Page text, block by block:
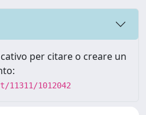
per citare o creare un
1012042